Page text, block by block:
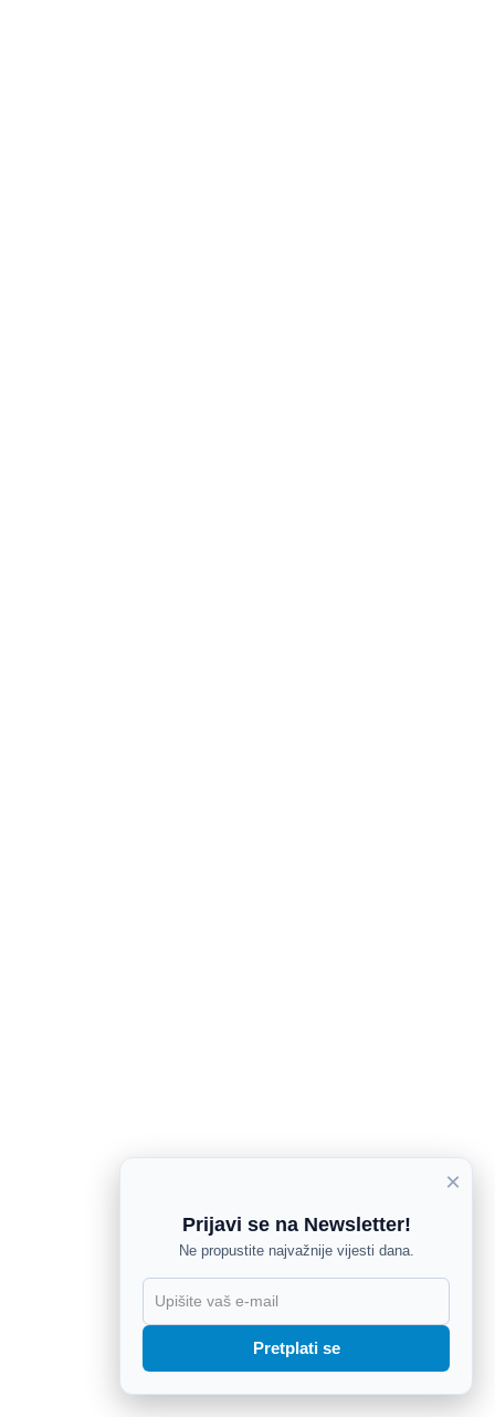
×
Prijavi se na Newsletter!
Ne propustite najvažnije vijesti dana.
Pretplati se